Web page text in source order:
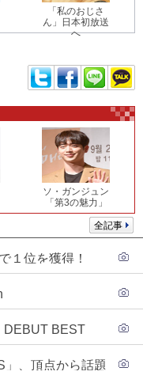
「私のおじさ
ん」日本初放送
へ
ソ・ガンジュン
「第3の魅力」
全記事
１位を獲得！
DEBUT BEST
」、頂点から話題